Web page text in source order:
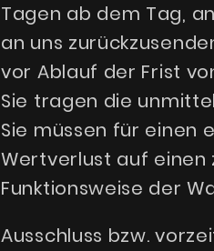
Tagen ab dem Tag,
an uns
vor Ablauf der Frist
Sie tragen die
Sie müssen für einen
Wertverlust auf einen
Funktionsweise der
Ausschluss bzw.